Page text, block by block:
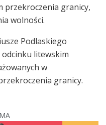
przekroczenia granicy,
wolności.
Podlaskiego
odcinku litewskim
w
granicy.